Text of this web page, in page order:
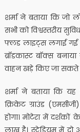
शर्मा ने बताया कि जो
सभी को विश्वस्तरीय
फ्लड लाइट्स लगाई गई
ब्रॉडकास्ट बॉक्स
वाहन खड़े किए जा सकते
शर्मा ने बताया कि
क्रिकेट ग्राउंड
होगा। मोटेरा में
लाख है। स्टेडियम में दो